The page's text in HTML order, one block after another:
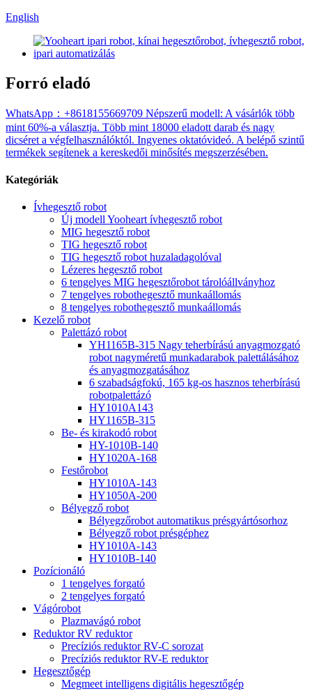
English
Forró eladó
WhatsApp：+8618155669709 Népszerű modell: A vásárlók több
mint 60%-a választja. Több mint 18000 eladott darab és nagy
dicséret a végfelhasználóktól. Ingyenes oktatóvideó. A belépő szintű
termékek segítenek a kereskedői minősítés megszerzésében.
Kategóriák
Ívhegesztő robot
Új modell Yooheart ívhegesztő robot
MIG hegesztő robot
TIG hegesztő robot
TIG hegesztő robot huzaladagolóval
Lézeres hegesztő robot
6 tengelyes MIG hegesztőrobot tárolóállványhoz
7 tengelyes robothegesztő munkaállomás
8 tengelyes robothegesztő munkaállomás
Kezelő robot
Palettázó robot
YH1165B-315 Nagy teherbírású anyagmozgató
robot nagyméretű munkadarabok palettálásához
és anyagmozgatásához
6 szabadságfokú, 165 kg-os hasznos teherbírású
robotpalettázó
HY1010A143
HY1165B-315
Be- és kirakodó robot
HY-1010B-140
HY1020A-168
Festőrobot
HY1010A-143
HY1050A-200
Bélyegző robot
Bélyegzőrobot automatikus présgyártósorhoz
Bélyegző robot présgéphez
HY1010A-143
HY1010B-140
Pozícionáló
1 tengelyes forgató
2 tengelyes forgató
Vágórobot
Plazmavágó robot
Reduktor RV reduktor
Precíziós reduktor RV-C sorozat
Precíziós reduktor RV-E reduktor
Hegesztőgép
Megmeet intelligens digitális hegesztőgép